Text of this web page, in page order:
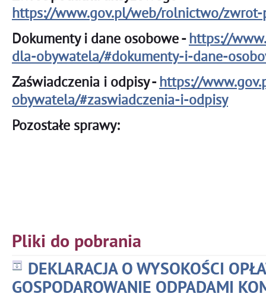
https://www.gov.pl/web/rolnictwo/zwrot-
Dokumenty i dane osobowe -https://
dla-obywatela/#dokumenty-i-dane-
Zaświadczenia i odpisy -https://
obywatela/#zaswiadczenia-i-odpisy
Pozostałe sprawy:
Pliki do pobrania
DEKLARACJA O WYSOKOŚCI
GOSPODAROWANIE ODPADAMI